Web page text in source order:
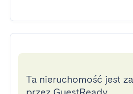
Ta nieruchomość jest